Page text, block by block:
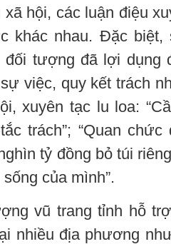
hội, các luận điệu
khác nhau. Đặc biệt,
đối tượng đã lợi dụng
việc, quy kết trách
xuyên tạc lu loa:
trách”; “Quan chức
tỷ đồng bỏ túi
của mình”.
vũ trang tỉnh hỗ
nhiều địa phương